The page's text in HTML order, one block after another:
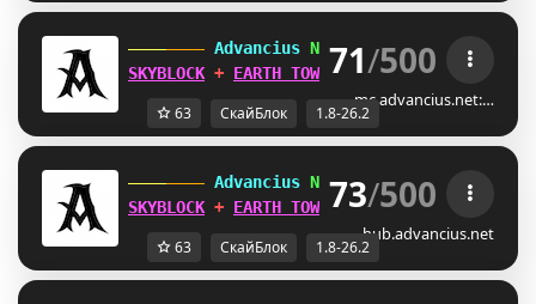
Advancius Network [1.8 - 26.2]
SKYBLOCK + EARTH TOWNY UPDATES OUT NOW
71/500
mc.advancius.net:…
63 СкайБлок 1.8-26.2
Advancius Network [1.8 - 26.2]
SKYBLOCK + EARTH TOWNY UPDATES OUT NOW
73/500
hub.advancius.net
63 СкайБлок 1.8-26.2